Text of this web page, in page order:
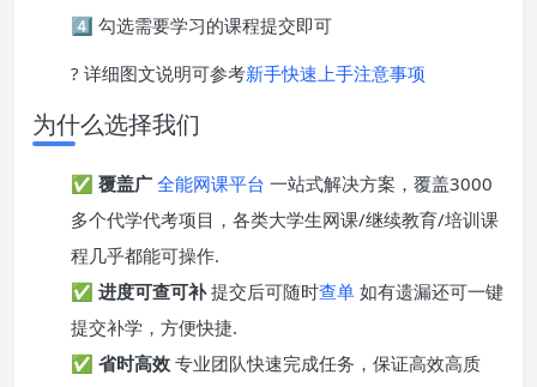
4️⃣ 勾选需要学习的课程提交即可
? 详细图文说明可参考新手快速上手注意事项
为什么选择我们
✅ 覆盖广 全能网课平台 一站式解决方案，覆盖3000
多个代学代考项目，各类大学生网课/继续教育/培训课
程几乎都能可操作.
✅ 进度可查可补提交后可随时查单 如有遗漏还可一键
提交补学，方便快捷.
✅ 省时高效 专业团队快速完成任务，保证高效高质